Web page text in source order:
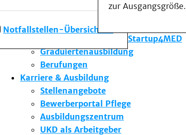
Notfallstellen-Übersicht
zur Ausgangsgröße.
Forschung am UKD
Studium & Lehre
Gründungsförderung Startup4MED
Graduiertenausbildung
Berufungen
Karriere & Ausbildung
Stellenangebote
Bewerberportal Pflege
Ausbildungszentrum
UKD als Arbeitgeber